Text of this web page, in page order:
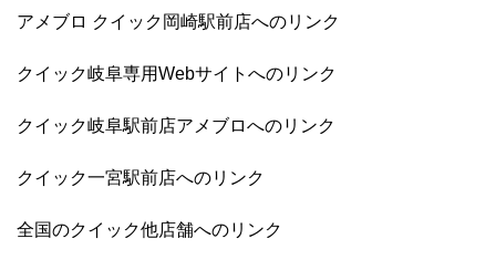
アメブロ クイック岡崎駅前店へのリンク
クイック岐阜専用Webサイトへのリンク
クイック岐阜駅前店アメブロへのリンク
クイック一宮駅前店へのリンク
全国のクイック他店舗へのリンク